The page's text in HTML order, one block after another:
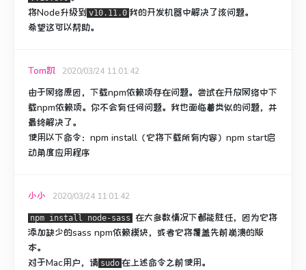
将Node升级到 v10.11.0 我的开发机器中解决了该问题。
希望这可以帮助。
Tom凯 2020/03/24 11:01:42
由于网络原因，下载npm依赖项存在问题。 尝试在开放网络中下
载npm依赖项。 你不会有任何问题。 我也面临着类似的问题，并
最终解决了。
使用以下命令：npm install（它将下载所有内容）npm start启
动角度应用程序
小小 2020/03/24 11:01:42
npm install node-sass 在大多数情况下都能胜任，因为它将
添加缺少的sass npm依赖模块，或者它将覆盖先前崩溃的版
本。
对于Mac用户，请 sudo 在上述命令之前使用。